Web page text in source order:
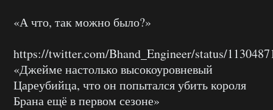
«А что, так можно было?»
https://twitter.com/Bhand_Engineer/status/
«Джейме настолько высокоуровневый
Цареубийца, что он попытался убить короля
Брана ещё в первом сезоне»